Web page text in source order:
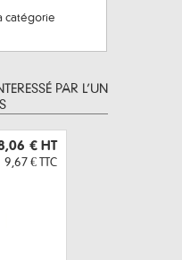
catégorie
PAR L’UN
€ HT
9,67 € TTC